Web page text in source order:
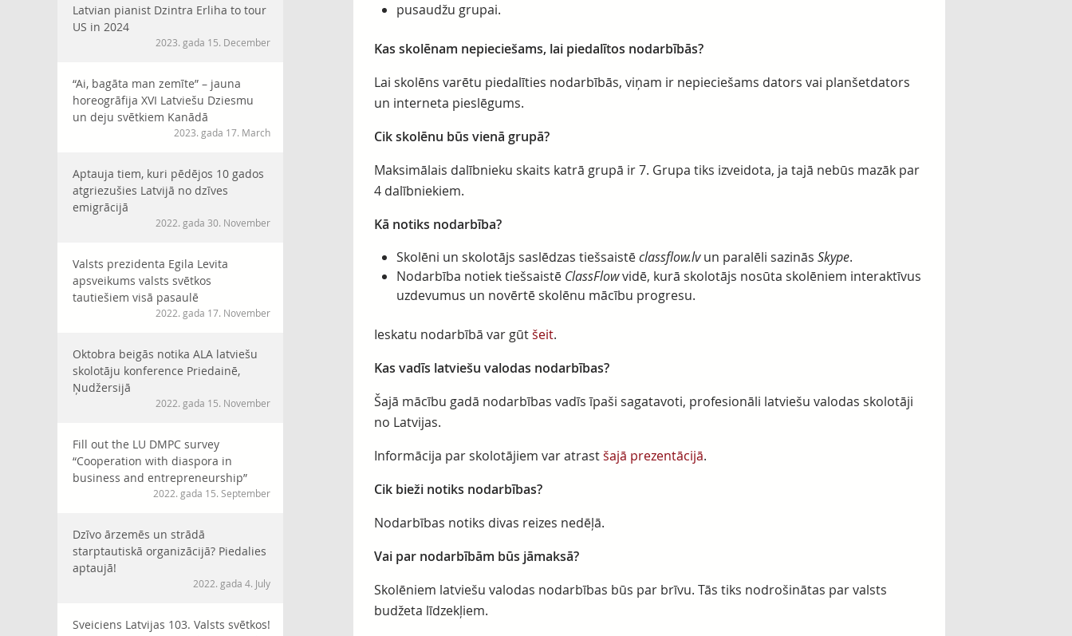
Latvian pianist Dzintra Erliha to tour
US in 2024
2023. gada 15. December
“Ai, bagāta man zemīte” – jauna
horeogrāfija XVI Latviešu Dziesmu
un deju svētkiem Kanādā
2023. gada 17. March
Aptauja tiem, kuri pēdējos 10 gados
atgriezušies Latvijā no dzīves
emigrācijā
2022. gada 30. November
Valsts prezidenta Egila Levita
apsveikums valsts svētkos
tautiešiem visā pasaulē
2022. gada 17. November
Oktobra beigās notika ALA latviešu
skolotāju konference Priedainē,
Ņudžersijā
2022. gada 15. November
Fill out the LU DMPC survey
“Cooperation with diaspora in
business and entrepreneurship”
2022. gada 15. September
Dzīvo ārzemēs un strādā
starptautiskā organizācijā? Piedalies
aptaujā!
2022. gada 4. July
Sveiciens Latvijas 103. Valsts svētkos!
pusaudžu grupai.
Kas skolēnam nepieciešams, lai piedalītos nodarbībās?
Lai skolēns varētu piedalīties nodarbībās, viņam ir nepieciešams dators vai planšetdators
un interneta pieslēgums.
Cik skolēnu būs vienā grupā?
Maksimālais dalībnieku skaits katrā grupā ir 7. Grupa tiks izveidota, ja tajā nebūs mazāk par
4 dalībniekiem.
Kā notiks nodarbība?
Skolēni un skolotājs saslēdzas tiešsaistēclassflow.lvun paralēli sazinās Skype.
Nodarbība notiek tiešsaistē ClassFlowvidē, kurā skolotājs nosūta skolēniem interaktīvus
uzdevumus un novērtē skolēnu mācību progresu.
Ieskatu nodarbībā var gūtšeit.
Kas vadīs latviešu valodas nodarbības?
Šajā mācību gadā nodarbības vadīs īpaši sagatavoti, profesionāli latviešu valodas skolotāji
no Latvijas.
Informācija par skolotājiem var atrastšajā prezentācijā.
Cik bieži notiks nodarbības?
Nodarbības notiks divas reizes nedēļā.
Vai par nodarbībām būs jāmaksā?
Skolēniem latviešu valodas nodarbības būs par brīvu. Tās tiks nodrošinātas par valsts
budžeta līdzekļiem.